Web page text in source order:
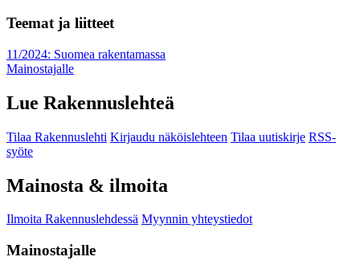
Teemat ja liitteet
11/2024: Suomea rakentamassa
Mainostajalle
Lue Rakennuslehteä
Tilaa Rakennuslehti Kirjaudu näköislehteen Tilaa uutiskirje RSS-
syöte
Mainosta & ilmoita
Ilmoita Rakennuslehdessä Myynnin yhteystiedot
Mainostajalle